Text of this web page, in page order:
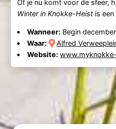
Of je nu komt voor de sfeer,
Winter in Knokke-Heistis een
Wanneer: Begin
Waar:
Alfred
Website: